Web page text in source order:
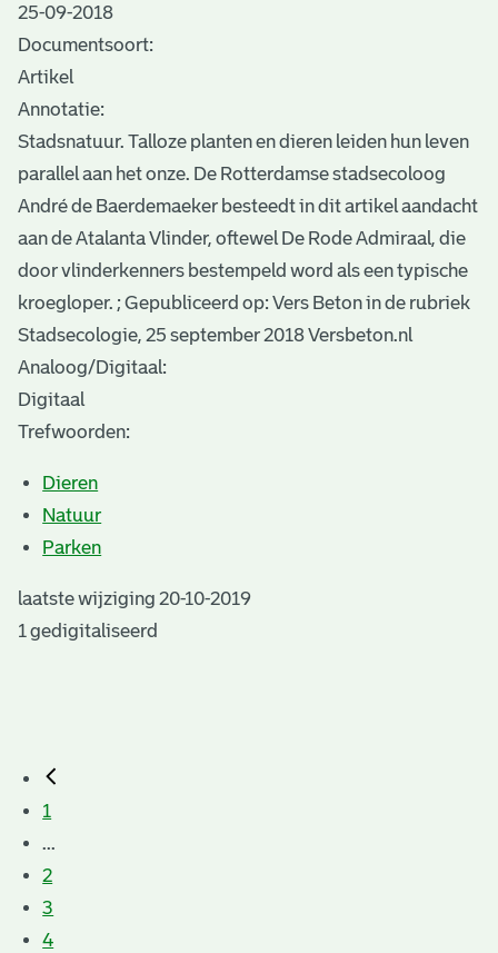
25-09-2018
Documentsoort:
Artikel
Annotatie:
Stadsnatuur. Talloze planten en dieren leiden hun leven
parallel aan het onze. De Rotterdamse stadsecoloog
André de Baerdemaeker besteedt in dit artikel aandacht
aan de Atalanta Vlinder, oftewel De Rode Admiraal, die
door vlinderkenners bestempeld word als een typische
kroegloper. ; Gepubliceerd op: Vers Beton in de rubriek
Stadsecologie, 25 september 2018 Versbeton.nl
Analoog/Digitaal:
Digitaal
Trefwoorden:
Dieren
Natuur
Parken
laatste wijziging 20-10-2019
1 gedigitaliseerd
1
...
2
3
4